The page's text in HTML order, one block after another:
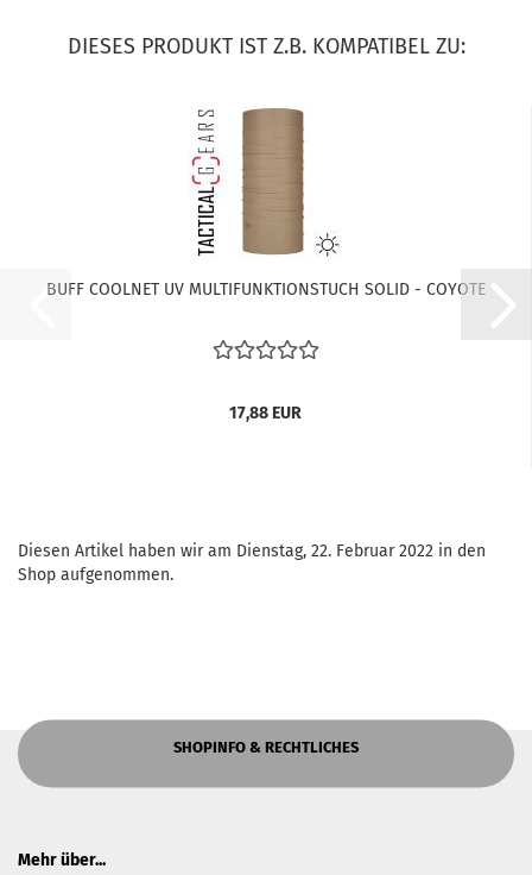
DIESES PRODUKT IST Z.B. KOMPATIBEL ZU:
BUFF COOLNET UV MULTIFUNKTIONSTUCH SOLID - COYOTE
17,88 EUR
Diesen Artikel haben wir am Dienstag, 22. Februar 2022 in den
Shop aufgenommen.
SHOPINFO & RECHTLICHES
Mehr über...